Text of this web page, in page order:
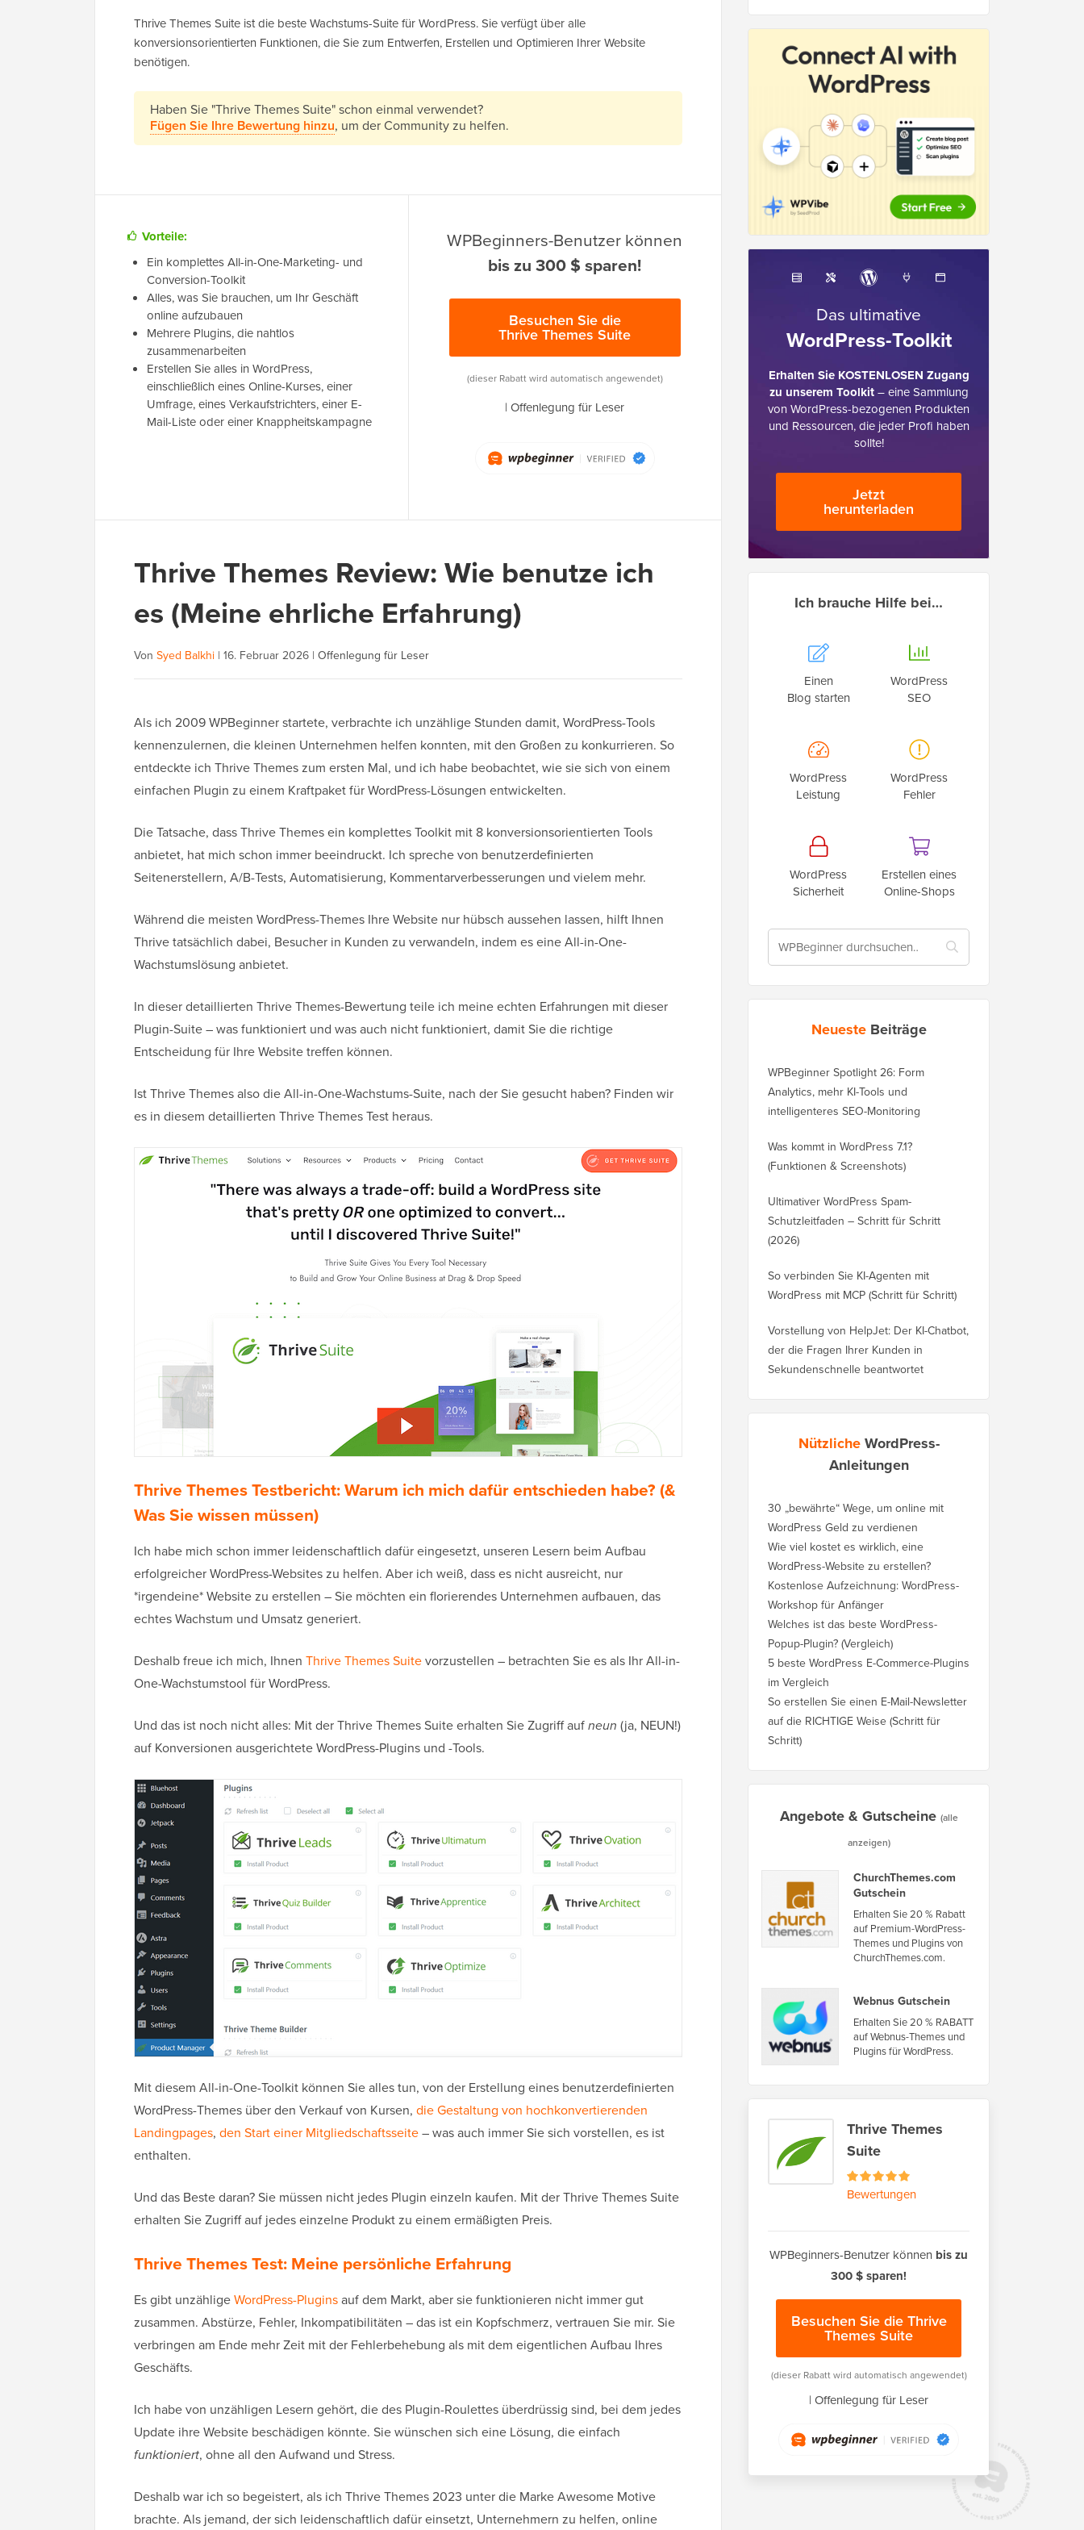
Thrive Themes Suite ist die beste Wachstums-Suite für WordPress. Sie verfügt über alle
konversionsorientierten Funktionen, die Sie zum Entwerfen, Erstellen und Optimieren Ihrer Website
benötigen.
Haben Sie "Thrive Themes Suite" schon einmal verwendet?
Fügen Sie Ihre Bewertung hinzu, um der Community zu helfen.
Vorteile:
Ein komplettes All-in-One-Marketing- und
Conversion-Toolkit
Alles, was Sie brauchen, um Ihr Geschäft
online aufzubauen
Mehrere Plugins, die nahtlos
zusammenarbeiten
Erstellen Sie alles in WordPress,
einschließlich eines Online-Kurses, einer
Umfrage, eines Verkaufstrichters, einer E-
Mail-Liste oder einer Knappheitskampagne
WPBeginners-Benutzer können
bis zu 300 $ sparen!
Besuchen Sie die
Thrive Themes Suite
(dieser Rabatt wird automatisch angewendet)
|Offenlegung für Leser
Thrive Themes Review: Wie benutze ich
es (Meine ehrliche Erfahrung)
Von Syed Balkhi | 16. Februar 2026 | Offenlegung für Leser
Als ich 2009 WPBeginner startete, verbrachte ich unzählige Stunden damit, WordPress-Tools
kennenzulernen, die kleinen Unternehmen helfen konnten, mit den Großen zu konkurrieren. So
entdeckte ich Thrive Themes zum ersten Mal, und ich habe beobachtet, wie sie sich von einem
einfachen Plugin zu einem Kraftpaket für WordPress-Lösungen entwickelten.
Die Tatsache, dass Thrive Themes ein komplettes Toolkit mit 8 konversionsorientierten Tools
anbietet, hat mich schon immer beeindruckt. Ich spreche von benutzerdefinierten
Seitenerstellern, A/B-Tests, Automatisierung, Kommentarverbesserungen und vielem mehr.
Während die meisten WordPress-Themes Ihre Website nur hübsch aussehen lassen, hilft Ihnen
Thrive tatsächlich dabei, Besucher in Kunden zu verwandeln, indem es eine All-in-One-
Wachstumslösung anbietet.
In dieser detaillierten Thrive Themes-Bewertung teile ich meine echten Erfahrungen mit dieser
Plugin-Suite – was funktioniert und was auch nicht funktioniert, damit Sie die richtige
Entscheidung für Ihre Website treffen können.
Ist Thrive Themes also die All-in-One-Wachstums-Suite, nach der Sie gesucht haben? Finden wir
es in diesem detaillierten Thrive Themes Test heraus.
Thrive Themes Testbericht: Warum ich mich dafür entschieden habe? (&
Was Sie wissen müssen)
Ich habe mich schon immer leidenschaftlich dafür eingesetzt, unseren Lesern beim Aufbau
erfolgreicher WordPress-Websites zu helfen. Aber ich weiß, dass es nicht ausreicht, nur
*irgendeine* Website zu erstellen – Sie möchten ein florierendes Unternehmen aufbauen, das
echtes Wachstum und Umsatz generiert.
Deshalb freue ich mich, Ihnen Thrive Themes Suitevorzustellen – betrachten Sie es als Ihr All-in-
One-Wachstumstool für WordPress.
Und das ist noch nicht alles: Mit der Thrive Themes Suite erhalten Sie Zugriff aufneun (ja, NEUN!)
auf Konversionen ausgerichtete WordPress-Plugins und -Tools.
Mit diesem All-in-One-Toolkit können Sie alles tun, von der Erstellung eines benutzerdefinierten
WordPress-Themes über den Verkauf von Kursen, die Gestaltung von hochkonvertierenden
Landingpages, den Start einer Mitgliedschaftsseite– was auch immer Sie sich vorstellen, es ist
enthalten.
Und das Beste daran? Sie müssen nicht jedes Plugin einzeln kaufen. Mit der Thrive Themes Suite
erhalten Sie Zugriff auf jedes einzelne Produkt zu einem ermäßigten Preis.
Thrive Themes Test: Meine persönliche Erfahrung
Es gibt unzähligeWordPress-Pluginsauf dem Markt, aber sie funktionieren nicht immer gut
zusammen. Abstürze, Fehler, Inkompatibilitäten – das ist ein Kopfschmerz, vertrauen Sie mir. Sie
verbringen am Ende mehr Zeit mit der Fehlerbehebung als mit dem eigentlichen Aufbau Ihres
Geschäfts.
Ich habe von unzähligen Lesern gehört, die des Plugin-Roulettes überdrüssig sind, bei dem jedes
Update ihre Website beschädigen könnte. Sie wünschen sich eine Lösung, die einfach
funktioniert, ohne all den Aufwand und Stress.
Deshalb war ich so begeistert, als ich Thrive Themes 2023 unter die Marke Awesome Motive
brachte. Als jemand, der sich leidenschaftlich dafür einsetzt, Unternehmern zu helfen, online
Das ultimative
WordPress-Toolkit
Erhalten Sie KOSTENLOSEN Zugang
zu unserem Toolkit– eine Sammlung
von WordPress-bezogenen Produkten
und Ressourcen, die jeder Profi haben
sollte!
Jetzt
herunterladen
Ich brauche Hilfe bei…
Einen
Blog starten
WordPress
SEO
WordPress
Leistung
WordPress
Fehler
WordPress
Sicherheit
Erstellen eines
Online-Shops
Neueste Beiträge
WPBeginner Spotlight 26: Form
Analytics, mehr KI-Tools und
intelligenteres SEO-Monitoring
Was kommt in WordPress 7.1?
(Funktionen & Screenshots)
Ultimativer WordPress Spam-
Schutzleitfaden – Schritt für Schritt
(2026)
So verbinden Sie KI-Agenten mit
WordPress mit MCP (Schritt für Schritt)
Vorstellung von HelpJet: Der KI-Chatbot,
der die Fragen Ihrer Kunden in
Sekundenschnelle beantwortet
NützlicheWordPress-
Anleitungen
30 „bewährte“ Wege, um online mit
WordPress Geld zu verdienen
Wie viel kostet es wirklich, eine
WordPress-Website zu erstellen?
Kostenlose Aufzeichnung: WordPress-
Workshop für Anfänger
Welches ist das beste WordPress-
Popup-Plugin? (Vergleich)
5 beste WordPress E-Commerce-Plugins
im Vergleich
So erstellen Sie einen E-Mail-Newsletter
auf die RICHTIGE Weise (Schritt für
Schritt)
Angebote & Gutscheine (alle
anzeigen)
ChurchThemes.com
Gutschein
Erhalten Sie 20 % Rabatt
auf Premium-WordPress-
Themes und Plugins von
ChurchThemes.com.
Webnus Gutschein
Erhalten Sie 20 % RABATT
auf Webnus-Themes und
Plugins für WordPress.
Thrive Themes
Suite
Bewertungen
WPBeginners-Benutzer können bis zu
300 $ sparen!
Besuchen Sie die Thrive
Themes Suite
(dieser Rabatt wird automatisch angewendet)
| Offenlegung für Leser